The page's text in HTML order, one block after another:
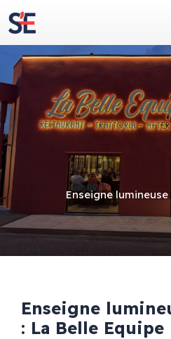
Enseigne lumineuse
Enseigne
: La Belle Equipe